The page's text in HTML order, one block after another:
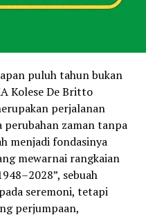
puluh tahun bukan
Kolese De Britto
perjalanan
zaman tanpa
menjadi fondasinya
mewarnai rangkaian
sebuah
seremoni, tetapi
perjumpaan,